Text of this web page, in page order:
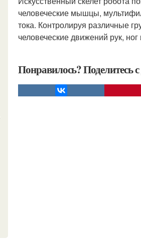
человеческие мышцы,
тока. Контролируя различные
человеческие движений рук,
Понравилось? Поделитесь